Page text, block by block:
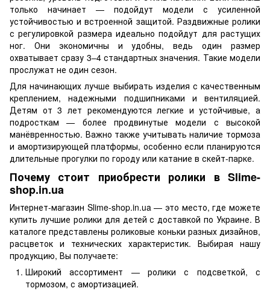
только начинает — подойдут модели с усиленной
устойчивостью и встроенной защитой. Раздвижные ролики
с регулировкой размера идеально подойдут для растущих
ног. Они экономичны и удобны, ведь один размер
охватывает сразу 3–4 стандартных значения. Такие модели
прослужат не один сезон.
Для начинающих лучше выбирать изделия с качественным
креплением, надежными подшипниками и вентиляцией.
Детям от 3 лет рекомендуются легкие и устойчивые, а
подросткам — более продвинутые модели с высокой
манёвренностью. Важно также учитывать наличие тормоза
и амортизирующей платформы, особенно если планируются
длительные прогулки по городу или катание в скейт-парке.
Почему стоит приобрести ролики в Slime-
shop.in.ua
Интернет-магазин Slime-shop.in.ua — это место, где можете
купить лучшие ролики для детей с доставкой по Украине. В
каталоге представлены роликовые коньки разных дизайнов,
расцветок и технических характеристик. Выбирая нашу
продукцию, Вы получаете:
Широкий ассортимент — ролики с подсветкой, с
тормозом, с амортизацией.